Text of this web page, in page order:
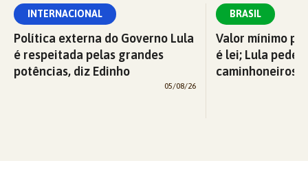
INTERNACIONAL
Política externa do Governo Lula
é respeitada pelas grandes
potências, diz Edinho
05/08/26
BRASIL
Valor mínimo
é lei; Lula pede
caminhoneiros